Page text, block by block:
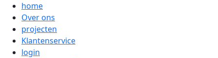
home
Over ons
projecten
Klantenservice
login